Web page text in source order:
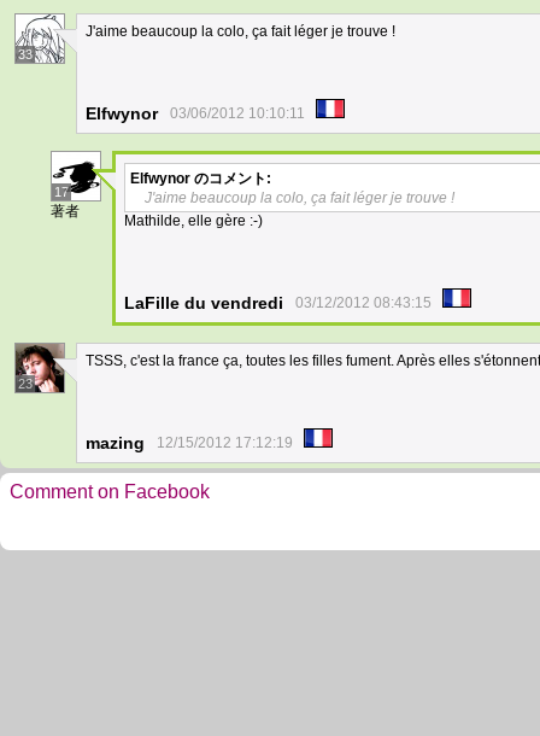
33
J'aime beaucoup la colo, ça fait léger je trouve !
Elfwynor 03/06/2012 10:10:11
17
著者
Elfwynor のコメント:
J'aime beaucoup la colo, ça fait léger je trouve !
Mathilde, elle gère :-)
LaFille du vendredi 03/12/2012 08:43:15
23
TSSS, c'est la france ça, toutes les filles fument. Après elles
mazing 12/15/2012 17:12:19
Comment on Facebook